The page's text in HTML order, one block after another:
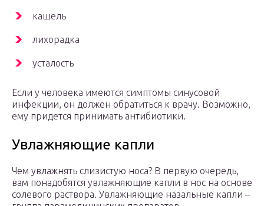
кашель
лихорадка
усталость
Если у человека имеются симптомы синусовой
инфекции, он должен обратиться к врачу. Возможно,
ему придется принимать антибиотики.
Увлажняющие капли
Чем увлажнять слизистую носа? В первую очередь,
вам понадобятся увлажняющие капли в нос на основе
солевого раствора. Увлажняющие назальные капли –